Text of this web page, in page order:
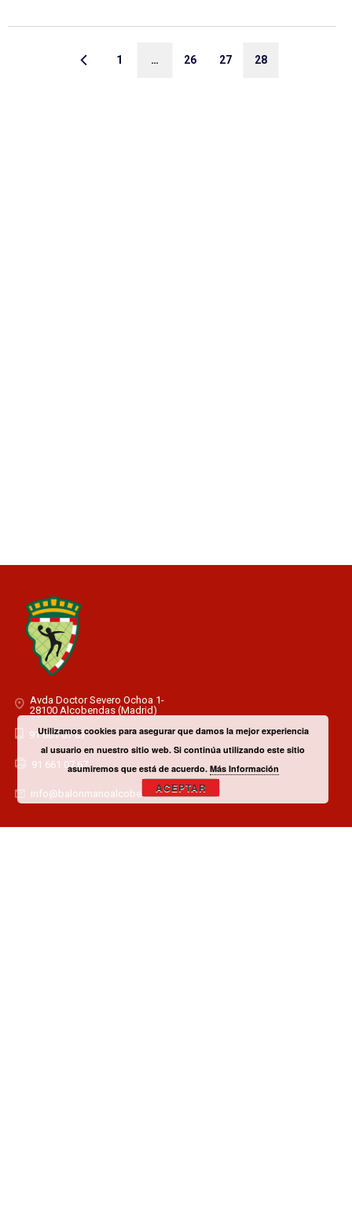
1 … 26 27 28
Avda Doctor Severo Ochoa 1-
28100 Alcobendas (Madrid)
91 661 07 67
91 661 07 67
info@balonmanoalcobendas.es
Utilizamos cookies para asegurar que damos la mejor experiencia
al usuario en nuestro sitio web. Si continúa utilizando este sitio
asumiremos que está de acuerdo. Más Información
ACEPTAR